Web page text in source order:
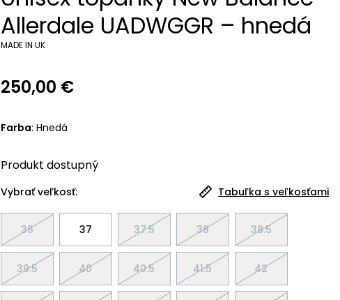
Allerdale UADWGGR – hnedá
MADE IN UK
250,00 €
Farba: Hnedá
Produkt dostupný
Vybrať veľkosť: Tabuľka s veľkosťami
36 37 37.5 38 38.5
39.5 40 40.5 41.5 42